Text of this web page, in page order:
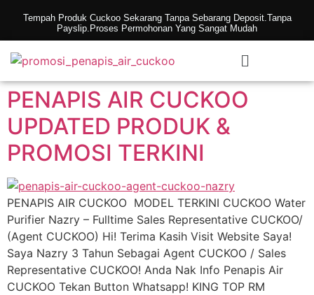
Tempah Produk Cuckoo Sekarang Tanpa Sebarang Deposit.Tanpa
Payslip.Proses Permohonan Yang Sangat Mudah
PENAPIS AIR CUCKOO
UPDATED PRODUK &
PROMOSI TERKINI
PENAPIS AIR CUCKOO MODEL TERKINI CUCKOO Water
Purifier Nazry – Fulltime Sales Representative CUCKOO/
(Agent CUCKOO) Hi! Terima Kasih Visit Website Saya!
Saya Nazry 3 Tahun Sebagai Agent CUCKOO / Sales
Representative CUCKOO! Anda Nak Info Penapis Air
CUCKOO Tekan Button Whatsapp! KING TOP RM